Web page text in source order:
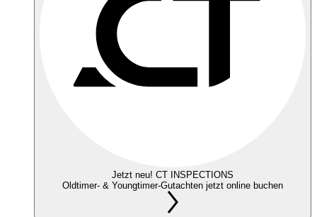
Jetzt neu! CT INSPECTIONS
Oldtimer- & Youngtimer-Gutachten jetzt online buchen